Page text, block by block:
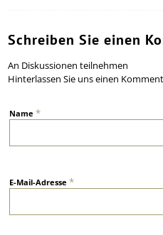
Schreiben Sie einen
An Diskussionen teilnehmen
Hinterlassen Sie uns einen
Name*
E-Mail-Adresse*